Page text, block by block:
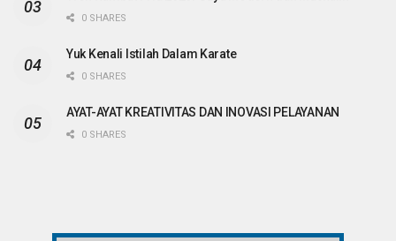
0 SHARES
Yuk Kenali Istilah Dalam Karate
0 SHARES
AYAT-AYAT KREATIVITAS DAN INOVASI PELAYANAN
0 SHARES